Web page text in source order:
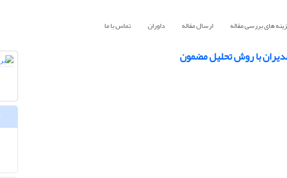
های بررسی مقاله ارسال مقاله داوران تماس با ما
با روش تحلیل مضمون